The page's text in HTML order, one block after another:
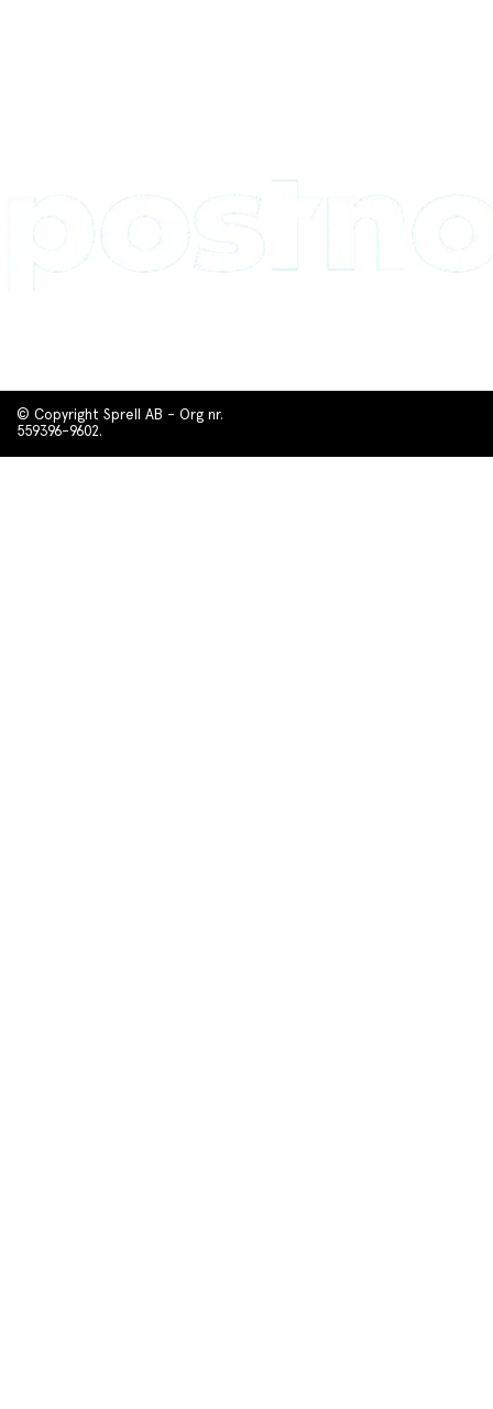
© Copyright Sprell AB - Org nr.
559396-9602.